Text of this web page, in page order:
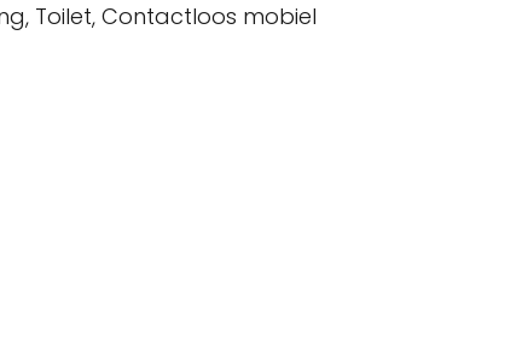
Toilet, Contactloos mobiel